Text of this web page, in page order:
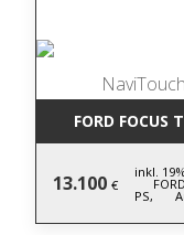
FORD
13.100 €
inkl.
PS,